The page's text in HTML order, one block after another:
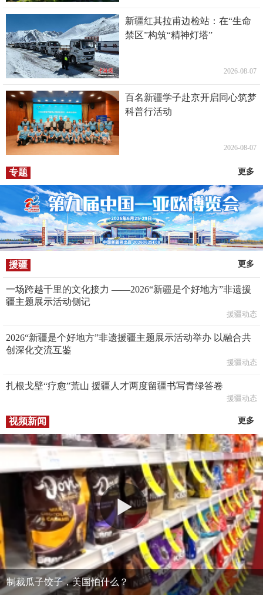
新疆红其拉甫边检站：在“生命
禁区”构筑“精神灯塔”
2026-08-07
百名新疆学子赴京开启同心筑梦
科普行活动
2026-08-07
专题 更多
援疆 更多
一场跨越千里的文化接力 ——2026“新疆是个好地方”非遗援
疆主题展示活动侧记
援疆动态
2026“新疆是个好地方”非遗援疆主题展示活动举办 以融合共
创深化交流互鉴
援疆动态
扎根戈壁“疗愈”荒山 援疆人才两度留疆书写青绿答卷
援疆动态
视频新闻 更多
制裁瓜子饺子，美国怕什么？